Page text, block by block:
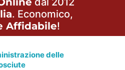
. Economico,
Affidabile!
delle